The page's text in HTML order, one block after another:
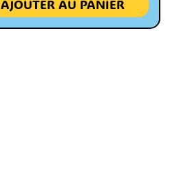
AJOUTER AU PANIER